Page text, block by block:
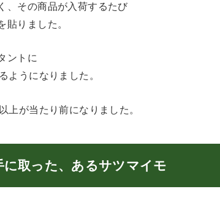
、その商品が入荷するたび
貼りました。
ントに
ようになりました。
上が当たり前になりました。
に取った、あるサツマイモ